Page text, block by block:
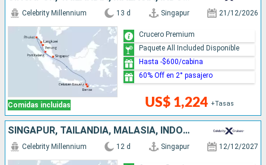
Comidas incluidas
Celebrity Millennium 13 d Singapur 21/12/2026
US$ 1,224 +Tasas
Crucero Premium
Paquete All Included Disponible
Hasta -$600/cabina
60% Off en 2° pasajero
SINGAPUR, TAILANDIA, MALASIA, INDONESIA
Celebrity Millennium 12 d Singapur 12/12/2027